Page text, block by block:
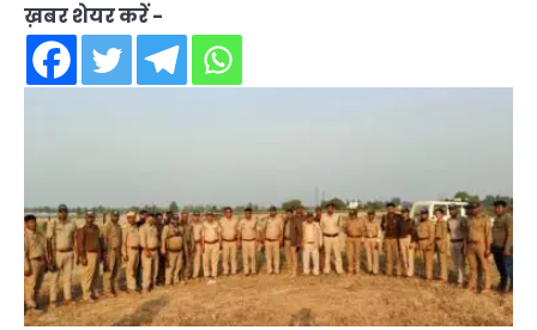
ख़बर शेयर करें -